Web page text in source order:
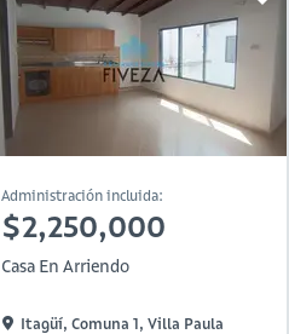
Administración incluida:
$2,250,000
Casa En Arriendo
Itagüí, Comuna 1, Villa Paula